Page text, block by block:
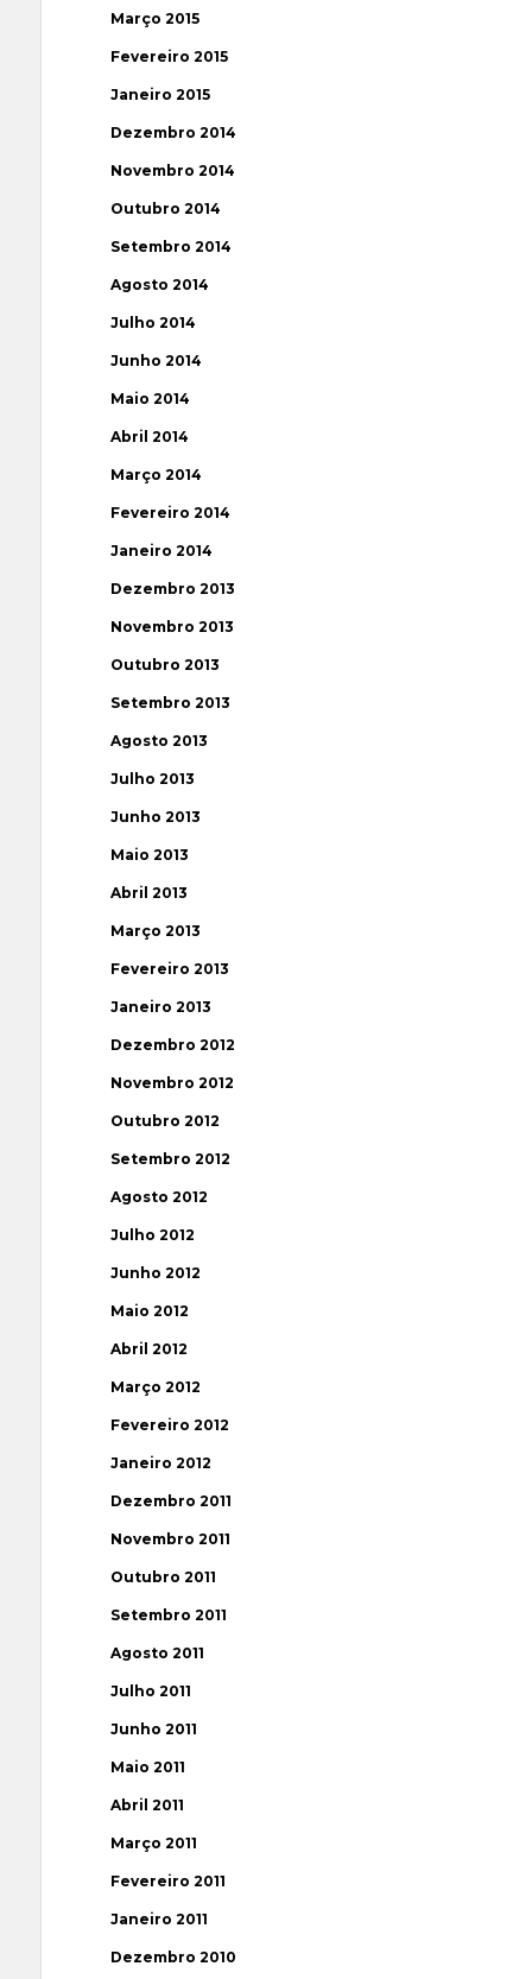
Março 2015
Fevereiro 2015
Janeiro 2015
Dezembro 2014
Novembro 2014
Outubro 2014
Setembro 2014
Agosto 2014
Julho 2014
Junho 2014
Maio 2014
Abril 2014
Março 2014
Fevereiro 2014
Janeiro 2014
Dezembro 2013
Novembro 2013
Outubro 2013
Setembro 2013
Agosto 2013
Julho 2013
Junho 2013
Maio 2013
Abril 2013
Março 2013
Fevereiro 2013
Janeiro 2013
Dezembro 2012
Novembro 2012
Outubro 2012
Setembro 2012
Agosto 2012
Julho 2012
Junho 2012
Maio 2012
Abril 2012
Março 2012
Fevereiro 2012
Janeiro 2012
Dezembro 2011
Novembro 2011
Outubro 2011
Setembro 2011
Agosto 2011
Julho 2011
Junho 2011
Maio 2011
Abril 2011
Março 2011
Fevereiro 2011
Janeiro 2011
Dezembro 2010